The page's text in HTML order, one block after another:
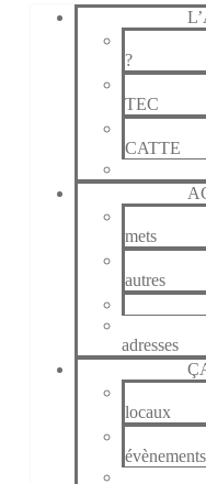
?
TEC
CATTE
mets
autres
adresses
locaux
évènements